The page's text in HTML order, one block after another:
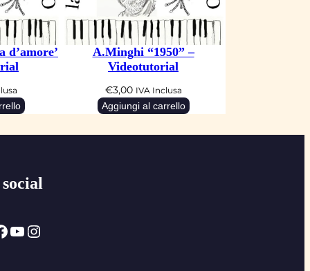
d’amore’
A.Minghi “1950” –
Videotutorial
€3,00 IVA Inclusa
Aggiungi al carrello
YouTube Instagram